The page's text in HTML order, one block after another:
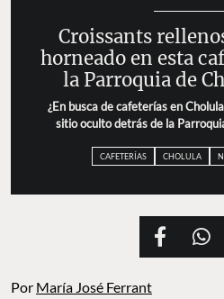
Croissants
horneado en esta
la Parroquia de
¿En busca de cafeterías en
sitio oculto detrás de la
CAFETERÍAS CHOLULA
Por María José Ferrant